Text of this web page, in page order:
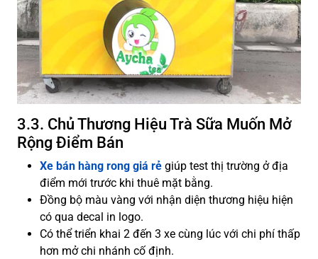
3.3. Chủ Thương Hiệu Trà Sữa Muốn Mở
Rộng Điểm Bán
Xe bán hàng rong giá rẻ giúp test thị trường ở địa
điểm mới trước khi thuê mặt bằng.
Đồng bộ màu vàng với nhận diện thương hiệu hiện
có qua decal in logo.
Có thể triển khai 2 đến 3 xe cùng lúc với chi phí thấp
hơn mở chi nhánh cố định.